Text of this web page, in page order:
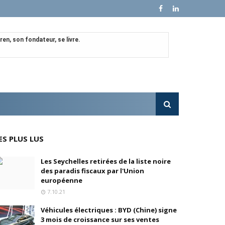
son fondateur, se livre.
sur MultiChoice (Afrique du Sud)
(Universal, Canal+) et de Banijay
PLUS LUS
Les Seychelles retirées de la liste noire
des paradis fiscaux par l'Union
européenne
7.10.21
Véhicules électriques : BYD (Chine) signe
3 mois de croissance sur ses ventes